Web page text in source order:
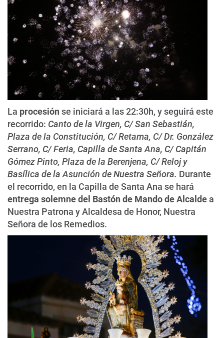
La procesión se iniciará a las 22:30h, y seguirá este
recorrido: Canto de la Virgen, C/ San Sebastián,
Plaza de la Constitución, C/ Retama, C/ Dr. González
Serrano, C/ Feria, Capilla de Santa Ana, C/ Capitán
Gómez Pinto, Plaza de la Berenjena, C/ Reloj y
Basílica de la Asunción de Nuestra Señora. Durante
el recorrido, en la Capilla de Santa Ana se hará
entrega solemne del Bastón de Mando de Alcalde a
Nuestra Patrona y Alcaldesa de Honor, Nuestra
Señora de los Remedios.